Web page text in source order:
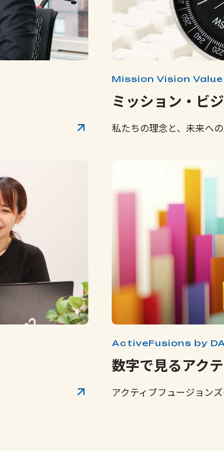
Mission Vision Value
ミッション・ビ
私たちの理念と、未来へ
ActiveFusions by
数字で見るアク
アクティブフュージョン